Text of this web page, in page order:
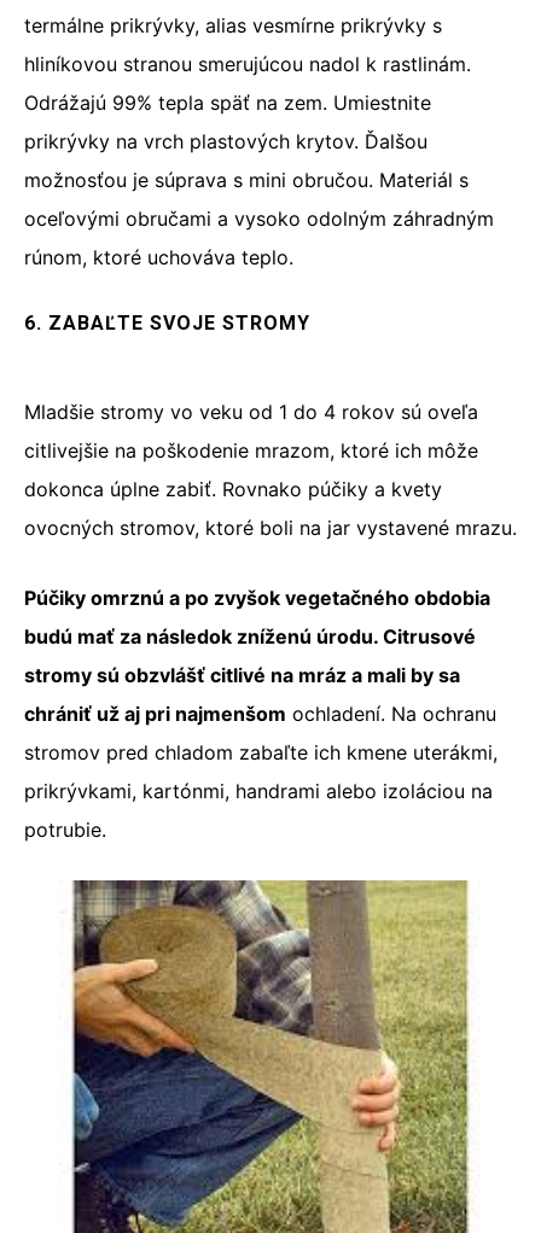
termálne prikrývky, alias vesmírne prikrývky s
hliníkovou stranou smerujúcou nadol k rastlinám.
Odrážajú 99% tepla späť na zem. Umiestnite
prikrývky na vrch plastových krytov. Ďalšou
možnosťou je súprava s mini obručou. Materiál s
oceľovými obručami a vysoko odolným záhradným
rúnom, ktoré uchováva teplo.
6. ZABAĽTE SVOJE STROMY
Mladšie stromy vo veku od 1 do 4 rokov sú oveľa
citlivejšie na poškodenie mrazom, ktoré ich môže
dokonca úplne zabiť. Rovnako púčiky a kvety
ovocných stromov, ktoré boli na jar vystavené mrazu.
Púčiky omrznú a po zvyšok vegetačného obdobia
budú mať za následok zníženú úrodu. Citrusové
stromy sú obzvlášť citlivé na mráz a mali by sa
chrániť už aj pri najmenšom ochladení. Na ochranu
stromov pred chladom zabaľte ich kmene uterákmi,
prikrývkami, kartónmi, handrami alebo izoláciou na
potrubie.